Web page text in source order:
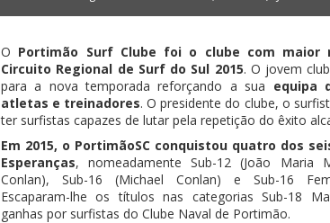
O Portimão Surf Clube foi o clube com maior
Circuito Regional de Surf do Sul 2015. O jovem
para a nova temporada reforçando a sua equipa
atletas e treinadores. O presidente do clube, o
ter surfistas capazes de lutar pela repetição do êxito
Em 2015, o PortimãoSC conquistou quatro dos
Esperanças, nomeadamente Sub-12 (João Maria
Conlan), Sub-16 (Michael Conlan) e Sub-16
Escaparam-lhe os títulos nas categorias Sub-18
ganhas por surfistas do Clube Naval de Portimão.